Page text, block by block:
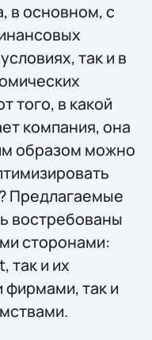
в основном, с
так и в
того, в какой
компания, она
образом можно
Предлагаемые
востребованы
сторонами:
так и их
фирмами, так и